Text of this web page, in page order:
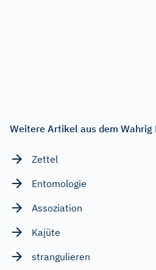
Weitere Artikel aus dem
Zettel
Entomologie
Assoziation
Kajüte
strangulieren